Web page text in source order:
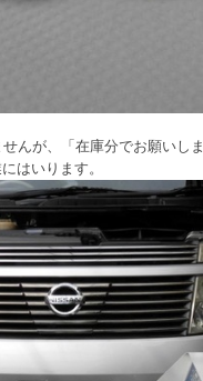
んが、「在庫分でお願いし
はいります。